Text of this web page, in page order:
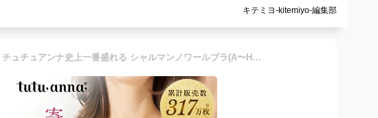
キテミヨ-kitemiyo-編集部
[特盛ブラ] チュチュアンナ史上一番盛れる シャルマンノワールブラ(A〜Hカップ) ブラジャー 単品 谷間 盛る ボリュームアップ 脇高 脇肉 ほぼノンワイヤー 大きいサイズ ショーツ別売り送料無料 【盛れる! 痛くない】